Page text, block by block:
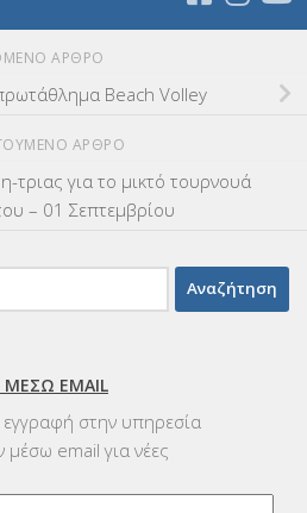
ΆΡΘΡΟ
Beach Volley
ΆΡΘΡΟ
τριας για το μικτό τουρνουά
– 01 Σεπτεμβρίου
EMAIL
εγγραφή στην υπηρεσία
email για νέες